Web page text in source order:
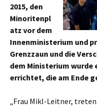
2015, den
Minoritenpl
atz vor dem
Innenministerium und
Grenzzaun und die
dem Ministerium wurde
errichtet, die am Ende
„Frau Mikl-Leitner, treten